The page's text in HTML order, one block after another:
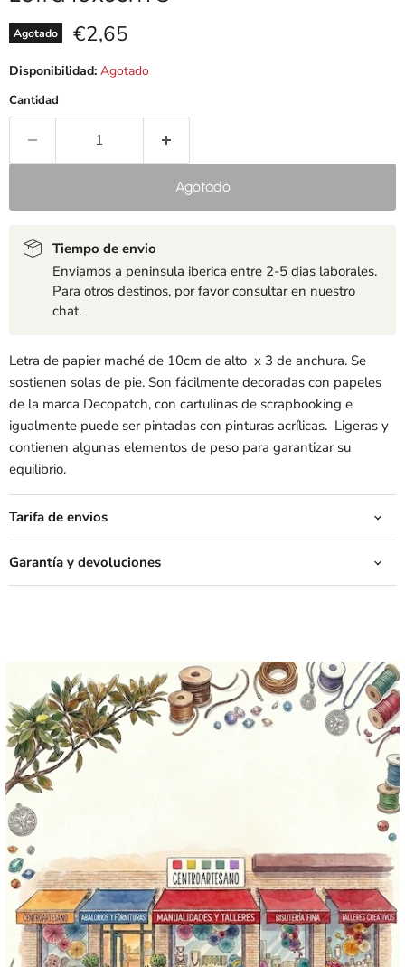
Agotado Precio actual
€2,65
Disponibilidad: Agotado
Cantidad
Agotado
Tiempo de envio
Enviamos a peninsula iberica entre 2-5 dias laborales.
Para otros destinos, por favor consultar en nuestro
chat.
Letra de papier maché de 10cm de alto x 3 de anchura. Se
sostienen solas de pie. Son fácilmente decoradas con papeles
de la marca Decopatch, con cartulinas de scrapbooking e
igualmente puede ser pintadas con pinturas acrílicas. Ligeras y
contienen algunas elementos de peso para garantizar su
equilibrio.
Tarifa de envios
Garantía y devoluciones